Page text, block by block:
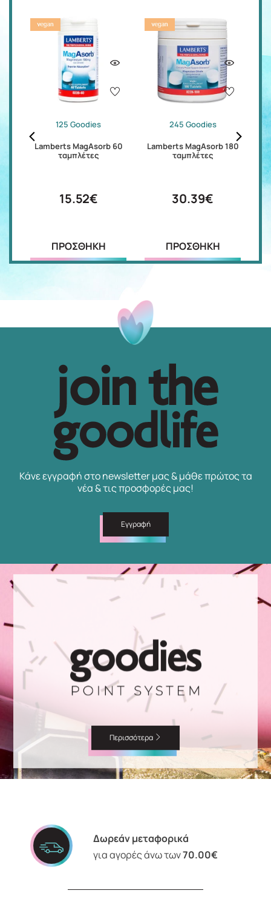
125 Goodies
Lamberts MagAsorb 60
ταμπλέτες
15.52€
ΠΡΟΣΘΗΚΗ
245 Goodies
Lamberts MagAsorb 180
ταμπλέτες
30.39€
ΠΡΟΣΘΗΚΗ
Κάνε εγγραφή στο newsletter μας & μάθε πρώτος τα
νέα & τις προσφορές μας!
Εγγραφή
Περισσότερα
Δωρεάν μεταφορικά
για αγορές άνω των70.00€